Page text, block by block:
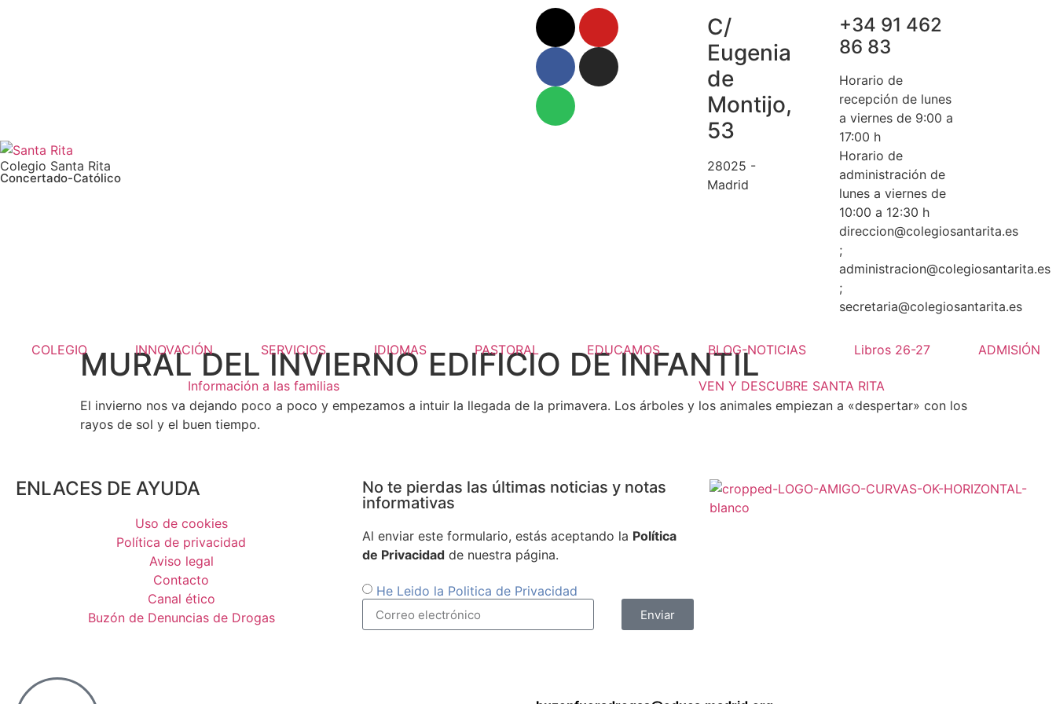
Colegio Santa Rita
Concertado-Católico
C/
Eugenia
de
Montijo,
53
28025 -
Madrid
+34 91 462
86 83
Horario de
recepción de lunes
a viernes de 9:00 a
17:00 h
Horario de
administración de
lunes a viernes de
10:00 a 12:30 h
direccion@colegiosantarita.es
;
administracion@colegiosantarita.es
;
secretaria@colegiosantarita.es
COLEGIO INNOVACIÓN SERVICIOS IDIOMAS PASTORAL EDUCAMOS BLOG-NOTICIAS Libros 26-27 ADMISIÓN
Información a las familias VEN Y DESCUBRE SANTA RITA
MURAL DEL INVIERNO EDIFICIO DE INFANTIL
El invierno nos va dejando poco a poco y empezamos a intuir la llegada de la primavera. Los árboles y los animales empiezan a «despertar» con los
rayos de sol y el buen tiempo.
ENLACES DE AYUDA
Uso de cookies
Política de privacidad
Aviso legal
Contacto
Canal ético
Buzón de Denuncias de Drogas
No te pierdas las últimas noticias y notas
informativas
Al enviar este formulario, estás aceptando la Política
de Privacidad de nuestra página.
He Leido la Politica de Privacidad
Enviar